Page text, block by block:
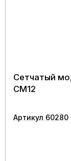
Сетчатый
СМ12
Артикул 60280